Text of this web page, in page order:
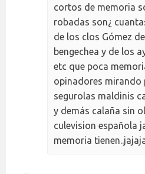
cortos de memoria
robadas son¿
de los clos Gómez
bengechea y de los
etc que poca
opinadores mirando
segurolas maldinis
y demás calaña sin
culevision española
memoria